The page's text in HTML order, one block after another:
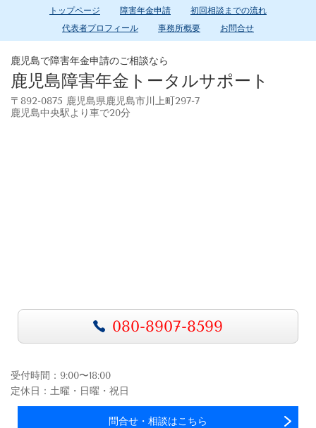
トップページ 障害年金申請
初回相談までの流れ
代表者プロフィール
事務所概要 お問合せ
鹿児島で障害年金申請のご相談なら
鹿児島障害年金トータルサポート
〒892-0875 鹿児島県鹿児島市川上町297-7
鹿児島中央駅より車で20分
080-8907-8599
受付時間：9:00〜18:00
定休日：土曜・日曜・祝日
問合せ・相談はこちら